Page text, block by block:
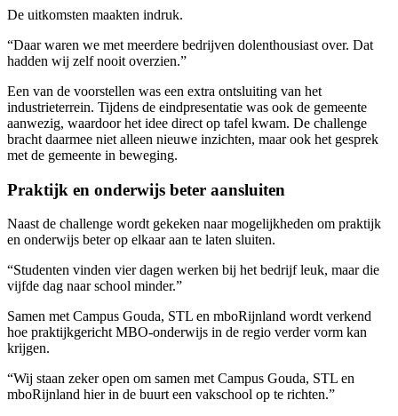
De uitkomsten maakten indruk.
“Daar waren we met meerdere bedrijven dolenthousiast over. Dat
hadden wij zelf nooit overzien.”
Een van de voorstellen was een extra ontsluiting van het
industrieterrein. Tijdens de eindpresentatie was ook de gemeente
aanwezig, waardoor het idee direct op tafel kwam. De challenge
bracht daarmee niet alleen nieuwe inzichten, maar ook het gesprek
met de gemeente in beweging.
Praktijk en onderwijs beter aansluiten
Naast de challenge wordt gekeken naar mogelijkheden om praktijk
en onderwijs beter op elkaar aan te laten sluiten.
“Studenten vinden vier dagen werken bij het bedrijf leuk, maar die
vijfde dag naar school minder.”
Samen met Campus Gouda, STL en mboRijnland wordt verkend
hoe praktijkgericht MBO-onderwijs in de regio verder vorm kan
krijgen.
“Wij staan zeker open om samen met Campus Gouda, STL en
mboRijnland hier in de buurt een vakschool op te richten.”